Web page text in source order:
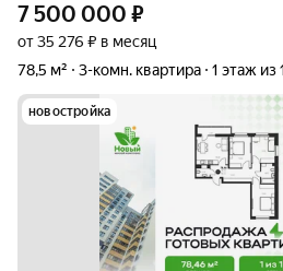
7 500 000 ₽
от 35 276 ₽ в месяц
78,5 м²
3-комн. квартира 1 этаж из
новостройка